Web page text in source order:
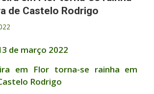
de Castelo Rodrigo
de março 2022
em Flor torna-se rainha em
Rodrigo